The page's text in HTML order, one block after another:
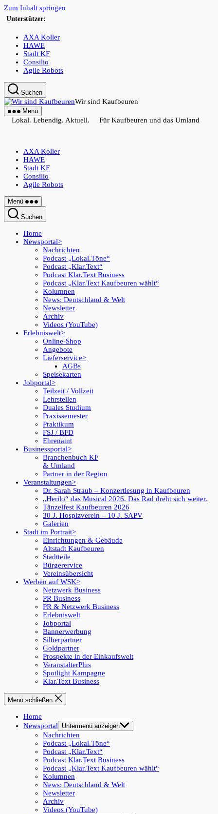
Zum Inhalt springen
Unterstützer:
AXA Koller
HAWE
Stadt KF
Consilio
Agile Robots
Suchen
Wir sind Kaufbeuren
Menü
Lokal. Lebendig. Aktuell. Für Kaufbeuren und das Umland
AXA Koller
HAWE
Stadt KF
Consilio
Agile Robots
Menü
Suchen
Home
Newsportal
Nachrichten
Podcast „Lokal.Töne“
Podcast „Klar.Text“
Podcast Klar.Text Business
Podcast „Klar.Text Kaufbeuren wählt“
Kolumnen
News: Deutschland & Welt
Newsletter
Archiv
Videos (YouTube)
Erlebniswelt
Online-Shop
Angebote
Lieferservice
AGBs
Speisekarten
Jobportal
Teilzeit / Vollzeit
Lehrstellen
Duales Studium
Praxissemester
Praktikum
FSJ / BFD
Ehrenamt
Businessportal
Branchenbuch KF
& Umland
Partner in der Region
Veranstaltungen
Dr. Sarah Straub – Konzertlesung in Kaufbeuren
„Herilo“ das Musical 2026. Das Rad dreht sich weiter.
Tänzelfest Kaufbeuren 2026
30 J. Hospizverein – 10 J. SAPV
Galerien
Stadt im Portrait
Einrichtungen & Gebäude
Altstadt Kaufbeuren
Stadtteile
Bürgerervice
Vereinsübersicht
Werben auf WSK
Netzwerk Business
PR Business
PR & Netzwerk Business
Erlebniswelt
Jobportal
Bannerwerbung
Silberpartner
Goldpartner
Prospekte in der Einkaufswelt
VeranstalterPlus
Spotlight Kampagne
Klar.Text Business
Menü schließen
Home
Newsportal
Untermenü anzeigen
Nachrichten
Podcast „Lokal.Töne“
Podcast „Klar.Text“
Podcast Klar.Text Business
Podcast „Klar.Text Kaufbeuren wählt“
Kolumnen
News: Deutschland & Welt
Newsletter
Archiv
Videos (YouTube)